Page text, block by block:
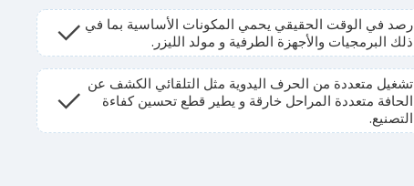
رصد في الوقت الحقيقي يحمي المكونات الأساسية بما في
ذلك البرمجيات والأجهزة الطرفية و مولد الليزر.
تشغيل متعددة من الحرف اليدوية مثل التلقائي الكشف عن
الحافة متعددة المراحل خارقة و يطير قطع تحسين كفاءة
التصنيع.